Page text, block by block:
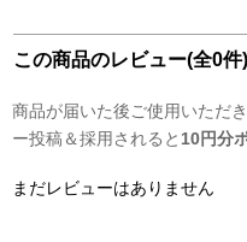
この商品のレビュー(全0件)
商品が届いた後ご使用いただき
ー投稿＆採用されると 10円分
まだレビューはありません